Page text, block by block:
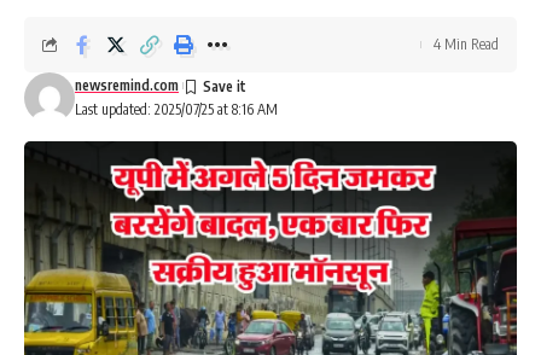
Last updated: 2025/07/25 at 8:16 AM
newsremind.com
4 Min Read